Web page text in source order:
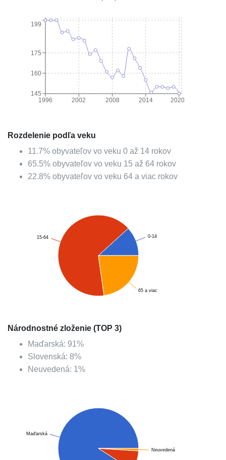
1996 2002 2008 2014 2020
145
160
175
199
Rozdelenie podľa veku
11.7% obyvateľov vo veku 0 až 14 rokov
65.5% obyvateľov vo veku 15 až 64 rokov
22.8% obyvateľov vo veku 64 a viac rokov
0-14
15-64
65 a viac
Národnostné zloženie (TOP 3)
Maďarská: 91%
Slovenská: 8%
Neuvedená: 1%
Maďarská
Neuvedená